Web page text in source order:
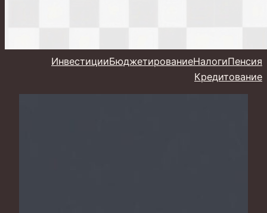
ИнвестицииБюджетированиеНалогиПенсия
Кредитование